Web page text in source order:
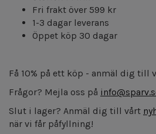
Fri frakt över 599 kr
1-3 dagar leverans
Öppet köp 30 dagar
Få 10% på ett köp - anmäl dig till
Frågor? Mejla oss på
Slut i lager? Anmäl dig till vårt
när vi får påfyllning!